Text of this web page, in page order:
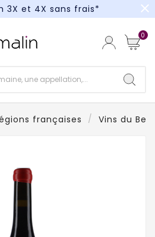
3X et 4X sans frais*
3X et 4X sans frais*
close
0
françaises Vins du